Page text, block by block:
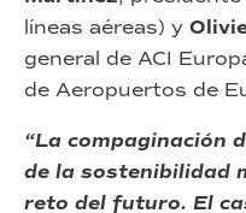
líneas aéreas) y
general de ACI
de Aeropuertos de
“La compaginación
de la sostenibilidad
reto del futuro. El